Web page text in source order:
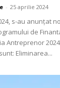
- 25 aprilie 2024
s-au anunțat
de
Antreprenor
Eliminarea...